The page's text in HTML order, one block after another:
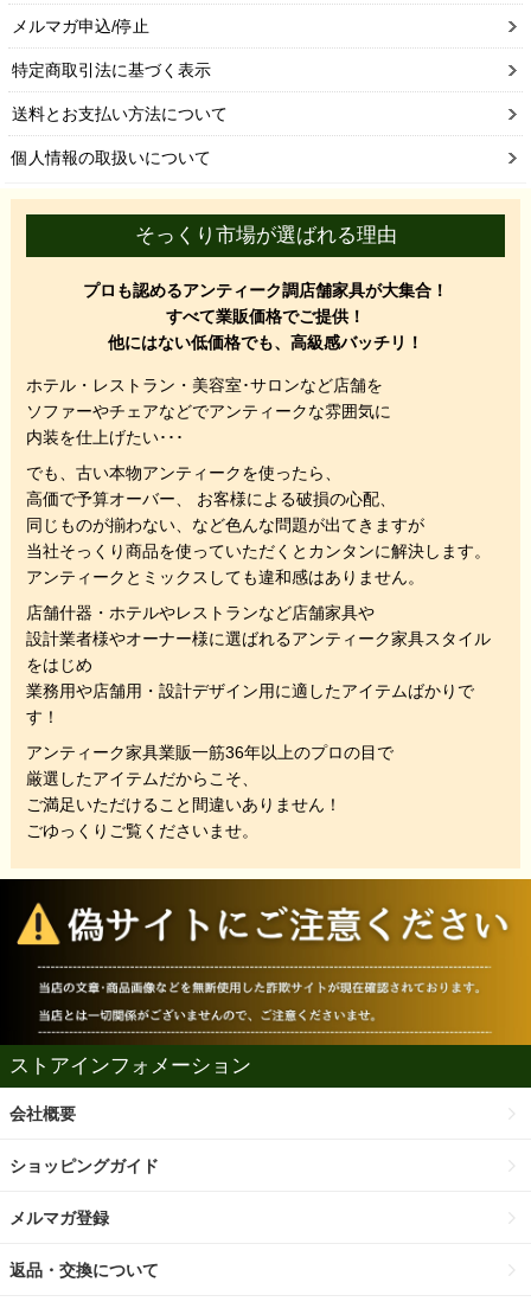
メルマガ申込/停止
特定商取引法に基づく表示
送料とお支払い方法について
個人情報の取扱いについて
そっくり市場が選ばれる理由
プロも認めるアンティーク調店舗家具が大集合！
すべて業販価格でご提供！
他にはない低価格でも、高級感バッチリ！
ホテル・レストラン・美容室･サロンなど店舗を
ソファーやチェアなどでアンティークな雰囲気に
内装を仕上げたい･･･
でも、 古い本物アンティークを使ったら、
高価で予算オーバー、 お客様による破損の心配、
同じものが揃わない、 など色んな問題が出てきますが
当社そっくり商品を使っていただくと カンタンに解決します。
アンティークとミックスしても違和感はありません。
店舗什器・ホテルやレストランなど店舗家具や
設計業者様やオーナー様に選ばれるアンティーク家具スタイル
をはじめ
業務用や店舗用・設計デザイン用に適したアイテムばかりで
す！
アンティーク家具業販一筋36年以上のプロの目で
厳選したアイテムだからこそ、
ご満足いただけること間違いありません！
ごゆっくりご覧くださいませ。
ストアインフォメーション
会社概要
ショッピングガイド
メルマガ登録
返品・交換について